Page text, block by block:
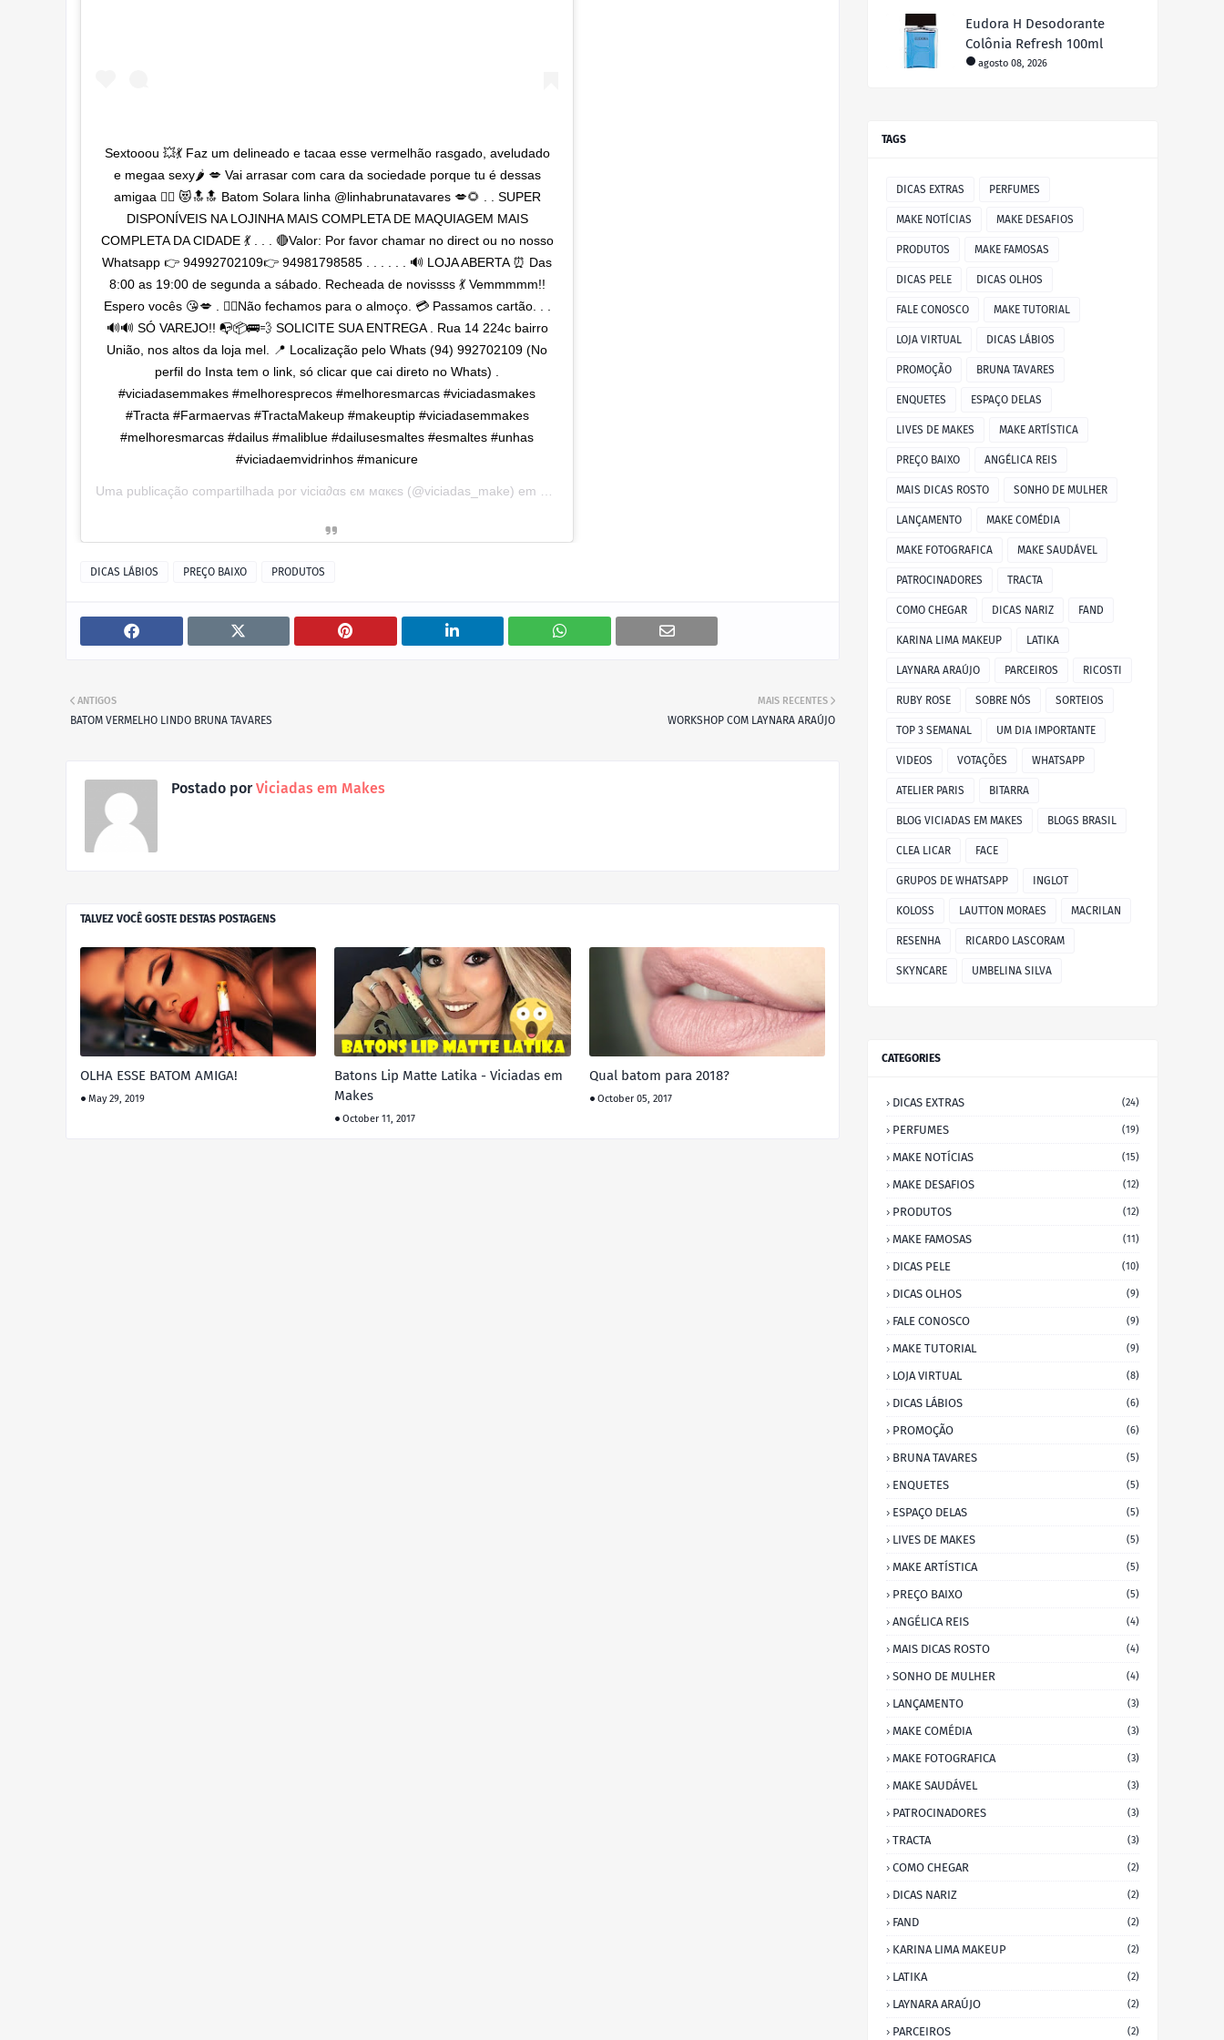
Sextooou 💥💃 Faz um delineado e tacaa esse vermelhão rasgado, aveludado
e megaa sexy🌶 💋 Vai arrasar com cara da sociedade porque tu é dessas
amigaa 🙆‍♀️ 😻🔝🔝 Batom Solara linha @linhabrunatavares 💋🌻 . . SUPER
DISPONÍVEIS NA LOJINHA MAIS COMPLETA DE MAQUIAGEM MAIS
COMPLETA DA CIDADE 💃 . . . 🔴Valor: Por favor chamar no direct ou no nosso
Whatsapp 👉 94992702109👉 94981798585 . . . . . . 🔊 LOJA ABERTA ⏰ Das
8:00 as 19:00 de segunda a sábado. Recheada de novissss 💃 Vemmmmm!!
Espero vocês 😘💋 . 🙅‍♀️Não fechamos para o almoço. 💳 Passamos cartão. . .
🔊🔊 SÓ VAREJO!! 📭📦🚌💨 SOLICITE SUA ENTREGA . Rua 14 224c bairro
União, nos altos da loja mel. 📍 Localização pelo Whats (94) 992702109 (No
perfil do Insta tem o link, só clicar que cai direto no Whats) .
#viciadasemmakes #melhoresprecos #melhoresmarcas #viciadasmakes
#Tracta #Farmaervas #TractaMakeup #makeuptip #viciadasemmakes
#melhoresmarcas #dailus #maliblue #dailusesmaltes #esmaltes #unhas
#viciadaemvidrinhos #manicure
Uma publicação compartilhada por viciα∂αs єм мαкєs (@viciadas_make) em
DICAS LÁBIOS PREÇO BAIXO PRODUTOS
MAIS RECENTES
WORKSHOP COM LAYNARA ARAÚJO
ANTIGOS
BATOM VERMELHO LINDO BRUNA TAVARES
Postado porViciadas em Makes
TALVEZ VOCÊ GOSTE DESTAS POSTAGENS
OLHA ESSE BATOM AMIGA!
May 29, 2019
Batons Lip Matte Latika - Viciadas em
Makes
October 11, 2017
Qual batom para 2018?
October 05, 2017
Eudora H Desodorante
Colônia Refresh 100ml
agosto 08, 2026
TAGS
DICAS EXTRAS PERFUMES
MAKE NOTÍCIAS MAKE DESAFIOS
PRODUTOS MAKE FAMOSAS
DICAS PELE DICAS OLHOS
FALE CONOSCO MAKE TUTORIAL
LOJA VIRTUAL DICAS LÁBIOS
PROMOÇÃO BRUNA TAVARES
ENQUETES ESPAÇO DELAS
LIVES DE MAKES MAKE ARTÍSTICA
PREÇO BAIXO ANGÉLICA REIS
MAIS DICAS ROSTO SONHO DE MULHER
LANÇAMENTO MAKE COMÉDIA
MAKE FOTOGRAFICA MAKE SAUDÁVEL
PATROCINADORES TRACTA
COMO CHEGAR DICAS NARIZ FAND
KARINA LIMA MAKEUP LATIKA
LAYNARA ARAÚJO PARCEIROS RICOSTI
RUBY ROSE SOBRE NÓS SORTEIOS
TOP 3 SEMANAL UM DIA IMPORTANTE
VIDEOS VOTAÇÕES WHATSAPP
ATELIER PARIS BITARRA
BLOG VICIADAS EM MAKES BLOGS BRASIL
CLEA LICAR FACE
GRUPOS DE WHATSAPP INGLOT
KOLOSS LAUTTON MORAES MACRILAN
RESENHA RICARDO LASCORAM
SKYNCARE UMBELINA SILVA
CATEGORIES
DICAS EXTRAS (24)
PERFUMES (19)
MAKE NOTÍCIAS (15)
MAKE DESAFIOS (12)
PRODUTOS (12)
MAKE FAMOSAS (11)
DICAS PELE (10)
DICAS OLHOS (9)
FALE CONOSCO (9)
MAKE TUTORIAL (9)
LOJA VIRTUAL (8)
DICAS LÁBIOS (6)
PROMOÇÃO (6)
BRUNA TAVARES (5)
ENQUETES (5)
ESPAÇO DELAS (5)
LIVES DE MAKES (5)
MAKE ARTÍSTICA (5)
PREÇO BAIXO (5)
ANGÉLICA REIS (4)
MAIS DICAS ROSTO (4)
SONHO DE MULHER (4)
LANÇAMENTO (3)
MAKE COMÉDIA (3)
MAKE FOTOGRAFICA (3)
MAKE SAUDÁVEL (3)
PATROCINADORES (3)
TRACTA (3)
COMO CHEGAR (2)
DICAS NARIZ (2)
FAND (2)
KARINA LIMA MAKEUP (2)
LATIKA (2)
LAYNARA ARAÚJO (2)
PARCEIROS (2)